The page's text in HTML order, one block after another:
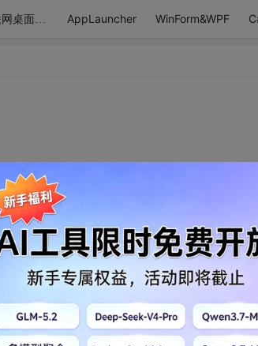
C#互联网桌面应用 AppLauncher WinForm&WPF
个一个的